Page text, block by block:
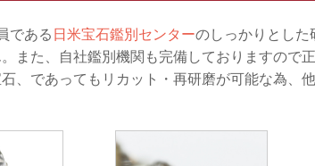
である 日米宝石鑑別センターのしっかりとした
また、自社鑑別機関も完備しておりますので
、であってもリカット・再研磨が可能な為、